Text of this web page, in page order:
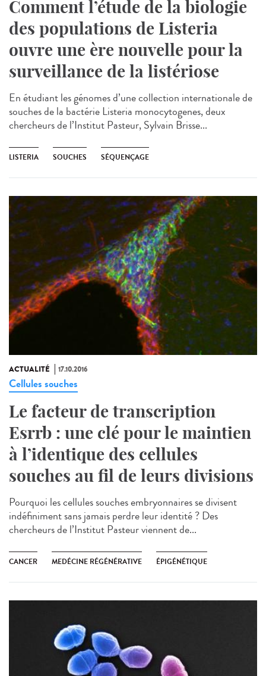
Comment l’étude de la biologie
des populations de Listeria
ouvre une ère nouvelle pour la
surveillance de la listériose
En étudiant les génomes d’une collection internationale de
souches de la bactérie Listeria monocytogenes, deux
chercheurs de l’Institut Pasteur, Sylvain Brisse...
LISTERIA SOUCHES SÉQUENÇAGE
ACTUALITÉ 17.10.2016
Cellules souches
Le facteur de transcription
Esrrb : une clé pour le maintien
à l’identique des cellules
souches au fil de leurs divisions
Pourquoi les cellules souches embryonnaires se divisent
indéfiniment sans jamais perdre leur identité ? Des
chercheurs de l’Institut Pasteur viennent de...
CANCER MEDÉCINE RÉGÉNÉRATIVE ÉPIGÉNÉTIQUE